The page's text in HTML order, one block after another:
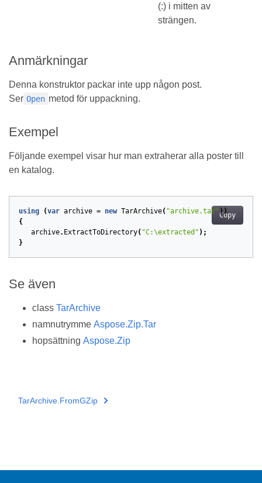
(:) i mitten av
strängen.
Anmärkningar
Denna konstruktor packar inte upp någon post.
Ser Open metod för uppackning.
Exempel
Följande exempel visar hur man extraherar alla poster till
en katalog.
Copy
using (var archive = new TarArchive( "archive.tar" ))
{
archive. ExtractToDirectory( "C:\extracted" );
}
Se även
class TarArchive
namnutrymme Aspose.Zip.Tar
hopsättning Aspose.Zip
TarArchive.FromGZip